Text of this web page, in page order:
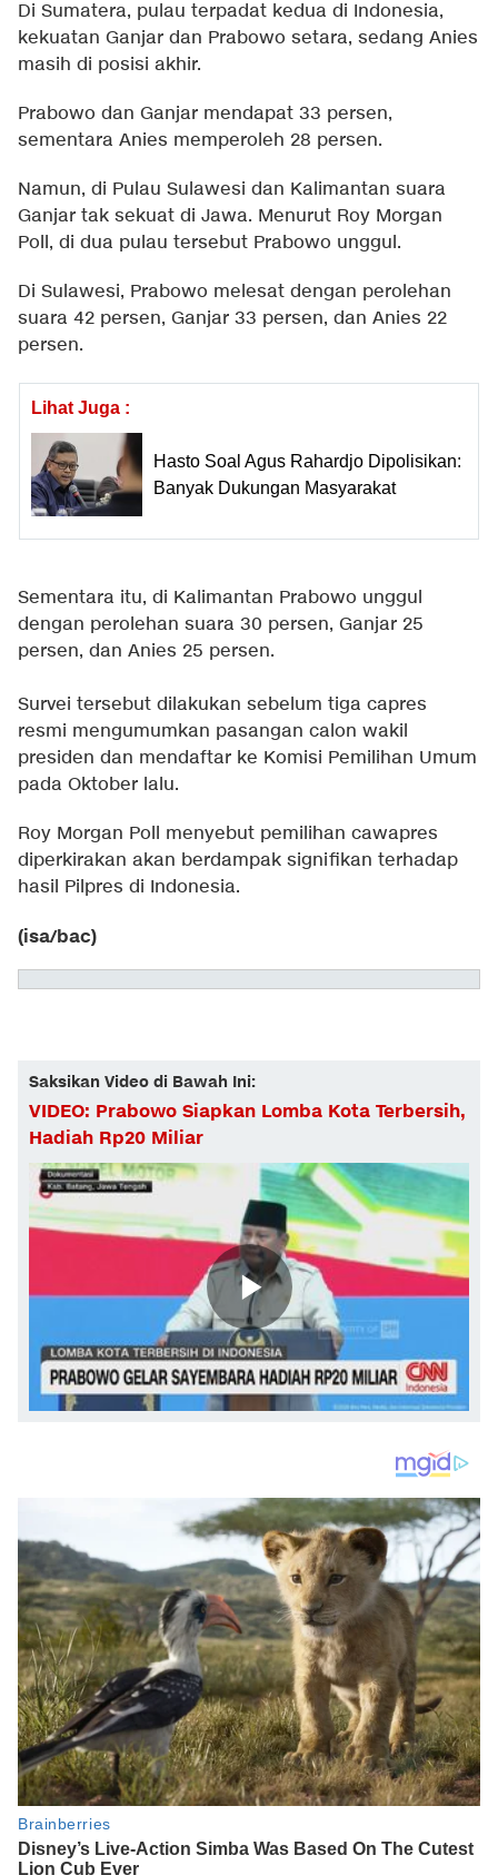
Di Sumatera, pulau terpadat kedua di Indonesia,
kekuatan Ganjar dan Prabowo setara, sedang Anies
masih di posisi akhir.
Prabowo dan Ganjar mendapat 33 persen,
sementara Anies memperoleh 28 persen.
Namun, di Pulau Sulawesi dan Kalimantan suara
Ganjar tak sekuat di Jawa. Menurut Roy Morgan
Poll, di dua pulau tersebut Prabowo unggul.
Di Sulawesi, Prabowo melesat dengan perolehan
suara 42 persen, Ganjar 33 persen, dan Anies 22
persen.
Lihat Juga :
Hasto Soal Agus Rahardjo Dipolisikan:
Banyak Dukungan Masyarakat
Sementara itu, di Kalimantan Prabowo unggul
dengan perolehan suara 30 persen, Ganjar 25
persen, dan Anies 25 persen.
Survei tersebut dilakukan sebelum tiga capres
resmi mengumumkan pasangan calon wakil
presiden dan mendaftar ke Komisi Pemilihan Umum
pada Oktober lalu.
Roy Morgan Poll menyebut pemilihan cawapres
diperkirakan akan berdampak signifikan terhadap
hasil Pilpres di Indonesia.
(isa/bac)
Saksikan Video di Bawah Ini:
VIDEO: Prabowo Siapkan Lomba Kota Terbersih,
Hadiah Rp20 Miliar